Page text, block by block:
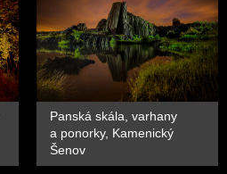
Panská skála, varhany
a ponorky, Kamenický
Šenov